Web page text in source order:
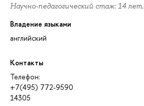
Научно-педагогический стаж: 14 лет.
Владение языками
английский
Контакты
Телефон:
+7(495) 772-9590
14305